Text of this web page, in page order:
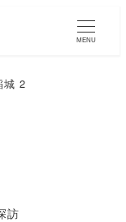
MENU
2
ー
訪